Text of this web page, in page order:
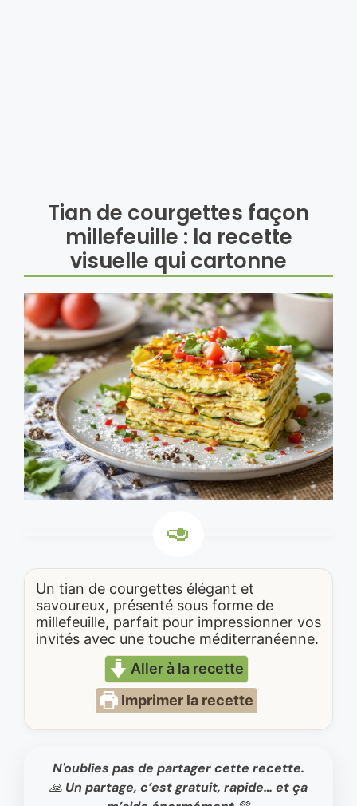
Tian de courgettes façon
millefeuille : la recette
visuelle qui cartonne
Un tian de courgettes élégant et
savoureux, présenté sous forme de
millefeuille, parfait pour impressionner vos
invités avec une touche méditerranéenne.
Aller à la recette
Imprimer la recette
N'oublies pas de partager cette recette.
🙏 Un partage, c’est gratuit, rapide… et ça